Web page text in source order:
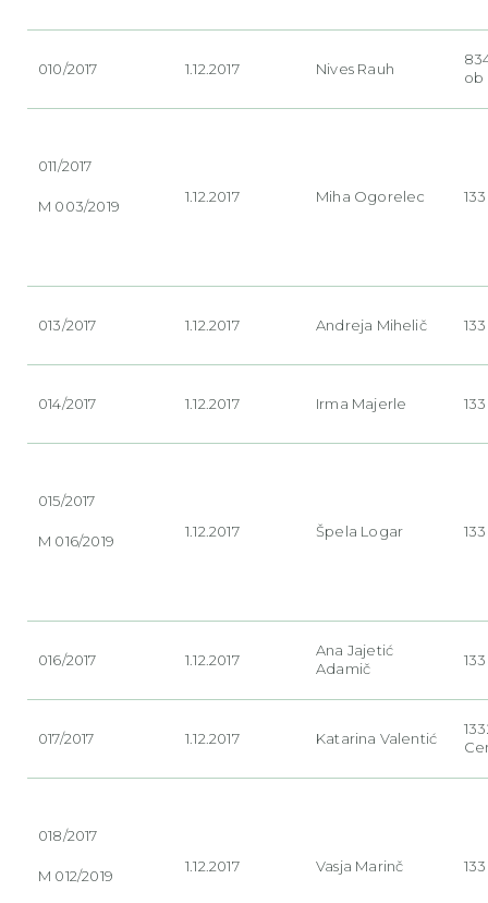
010/2017 1.12.2017 Nives Rauh
ob
011/2017
M 003/2019
1.12.2017 Miha Ogorelec
013/2017 1.12.2017 Andreja Mihelič
014/2017 1.12.2017 Irma Majerle
015/2017
M 016/2019
1.12.2017 Špela Logar
016/2017 1.12.2017
Ana Jajetić
Adamič
017/2017 1.12.2017 Katarina Valentić
018/2017
M 012/2019
1.12.2017 Vasja Marinč